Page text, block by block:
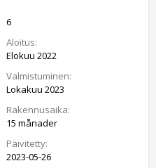
6
Aloitus:
Elokuu 2022
Valmistuminen:
Lokakuu 2023
Rakennusaika:
15 månader
Päivitetty:
2023-05-26